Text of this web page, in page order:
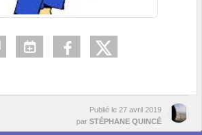
Publié le 27 avril 2019
par STÉPHANE QUINCÉ